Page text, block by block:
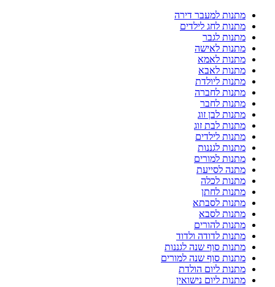
מתנות למעבר דירה
מתנות לחג לילדים
מתנות לגבר
מתנות לאישה
מתנות לאמא
מתנות לאבא
מתנות ליולדת
מתנות לחברה
מתנות לחבר
מתנות לבן זוג
מתנות לבת זוג
מתנות לילדים
מתנות לגננות
מתנות למורים
מתנה לסייעת
מתנות לכלה
מתנות לחתן
מתנות לסבתא
מתנות לסבא
מתנות להורים
מתנות לדודה ולדוד
מתנות סוף שנה לגננות
מתנות סוף שנה למורים
מתנות ליום הולדת
מתנות ליום נישואין